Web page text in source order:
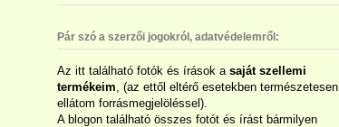
Pár szó a szerzői jogokról, adatvédelemről:
Az itt található fotók és írások a saját szellemi
termékeim , (az ettől eltérő esetekben természetesen
ellátom forrásmegjelöléssel).
A blogon található összes fotót és írást bármilyen